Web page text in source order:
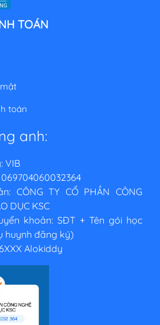
TOÁN
toán
anh:
VIB
CÔNG TY CỔ PHẦN CÔNG
DỤC KSC
khoản: SĐT + Tên gói học
huynh đăng ký)
Alokiddy